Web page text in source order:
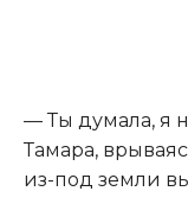
— Ты думала, я
Тамара,
из-под земли